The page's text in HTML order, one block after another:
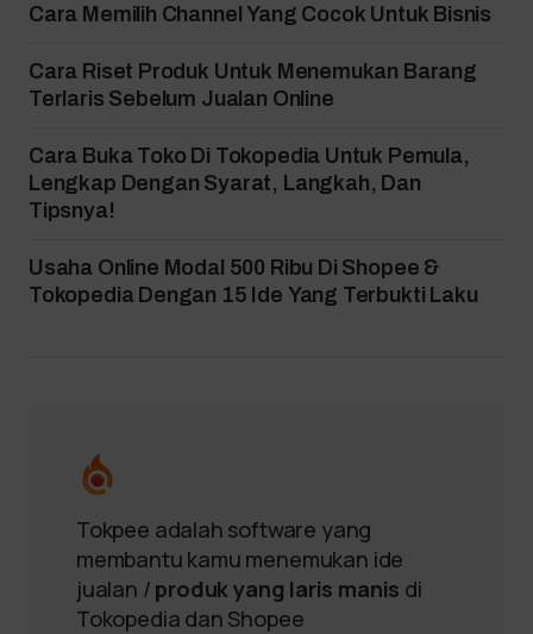
Cara Memilih Channel Yang Cocok Untuk Bisnis
Cara Riset Produk Untuk Menemukan Barang
Terlaris Sebelum Jualan Online
Cara Buka Toko Di Tokopedia Untuk Pemula,
Lengkap Dengan Syarat, Langkah, Dan
Tipsnya!
Usaha Online Modal 500 Ribu Di Shopee &
Tokopedia Dengan 15 Ide Yang Terbukti Laku
Tokpee adalah software yang
membantu kamu menemukan ide
jualan / produk yang laris manis di
Tokopedia dan Shopee